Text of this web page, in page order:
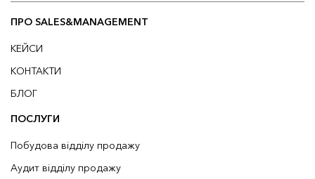
ПРО SALES&MANAGEMENT
КЕЙСИ
КОНТАКТИ
БЛОГ
ПОСЛУГИ
Побудова відділу продажу
Аудит відділу продажу